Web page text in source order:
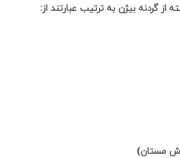
گردنه بیژن به ترتیب عبارتند از: